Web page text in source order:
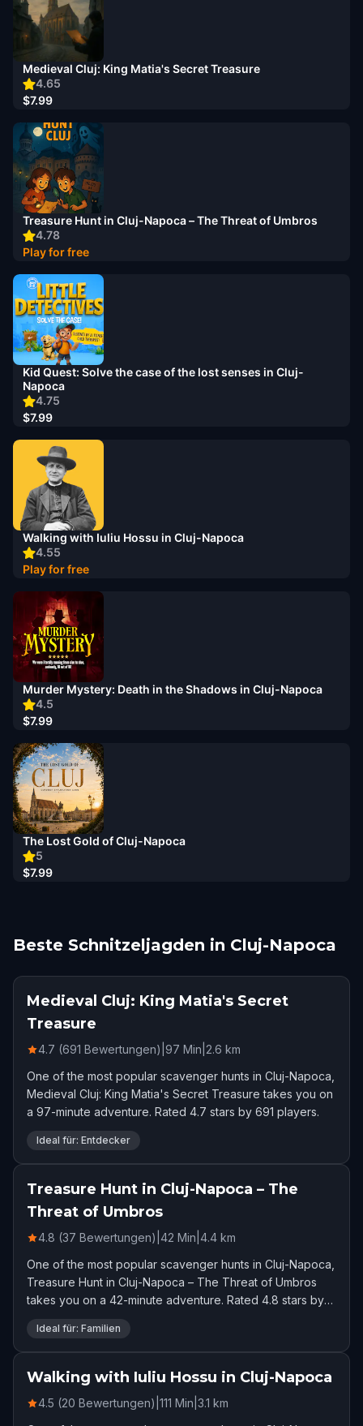
4.65
Medieval Cluj: King Matia's Secret Treasure
$7.99
4.78
Treasure Hunt in Cluj-Napoca – The Threat of Umbros
Play for free
4.75
Kid Quest: Solve the case of the lost senses in Cluj-
Napoca
$7.99
4.55
Walking with Iuliu Hossu in Cluj-Napoca
Play for free
4.5
Murder Mystery: Death in the Shadows in Cluj-Napoca
$7.99
5
The Lost Gold of Cluj-Napoca
$7.99
Beste Schnitzeljagden in Cluj-Napoca
Medieval Cluj: King Matia's Secret
Treasure
4.7 (691 Bewertungen) 97 Min 2.6 km
One of the most popular scavenger hunts in Cluj-Napoca,
Medieval Cluj: King Matia's Secret Treasure takes you on
a 97-minute adventure. Rated 4.7 stars by 691 players.
Ideal für: Entdecker
Treasure Hunt in Cluj-Napoca – The
Threat of Umbros
4.8 (37 Bewertungen) 42 Min 4.4 km
One of the most popular scavenger hunts in Cluj-Napoca,
Treasure Hunt in Cluj-Napoca – The Threat of Umbros
takes you on a 42-minute adventure. Rated 4.8 stars by
37 players.
Ideal für: Familien
Walking with Iuliu Hossu in Cluj-Napoca
4.5 (20 Bewertungen) 111 Min 3.1 km